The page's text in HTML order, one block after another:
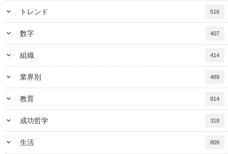
keyboard_arrow_down トレンド 516
keyboard_arrow_down 数字 407
keyboard_arrow_down 組織 414
keyboard_arrow_down 業界別 489
keyboard_arrow_down 教育 814
keyboard_arrow_down 成功哲学 318
keyboard_arrow_down 生活 809